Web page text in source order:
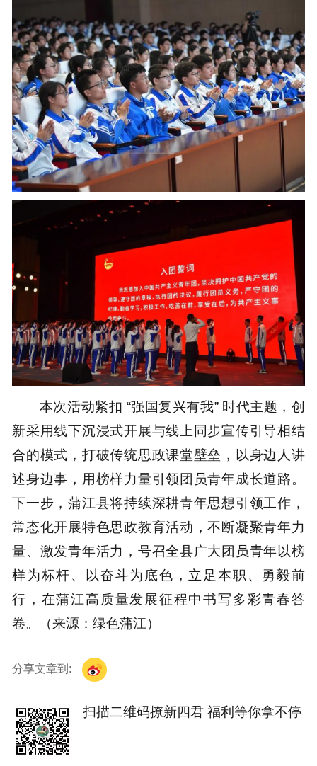
本次活动紧扣 “强国复兴有我” 时代主题，创
新采用线下沉浸式开展与线上同步宣传引导相结
合的模式，打破传统思政课堂壁垒，以身边人讲
述身边事，用榜样力量引领团员青年成长道路。
下一步，蒲江县将持续深耕青年思想引领工作，
常态化开展特色思政教育活动，不断凝聚青年力
量、激发青年活力，号召全县广大团员青年以榜
样为标杆、以奋斗为底色，立足本职、勇毅前
行，在蒲江高质量发展征程中书写多彩青春答
卷。（来源：绿色蒲江）
分享文章到:
扫描二维码撩新四君 福利等你拿不停